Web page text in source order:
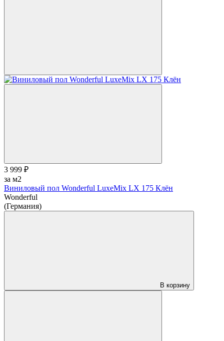
3 999 ₽
за м2
Виниловый пол Wonderful LuxeMix LX 175 Клён
Wonderful
(Германия)
В корзину